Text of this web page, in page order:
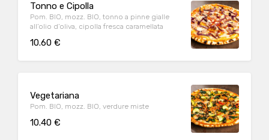
Tonno e Cipolla
Pom. BIO, mozz. BIO, tonno a pinne gialle
all’olio d’oliva, cipolla fresca caramellata
10.60 €
Vegetariana
Pom. BIO, mozz. BIO, verdure miste
10.40 €